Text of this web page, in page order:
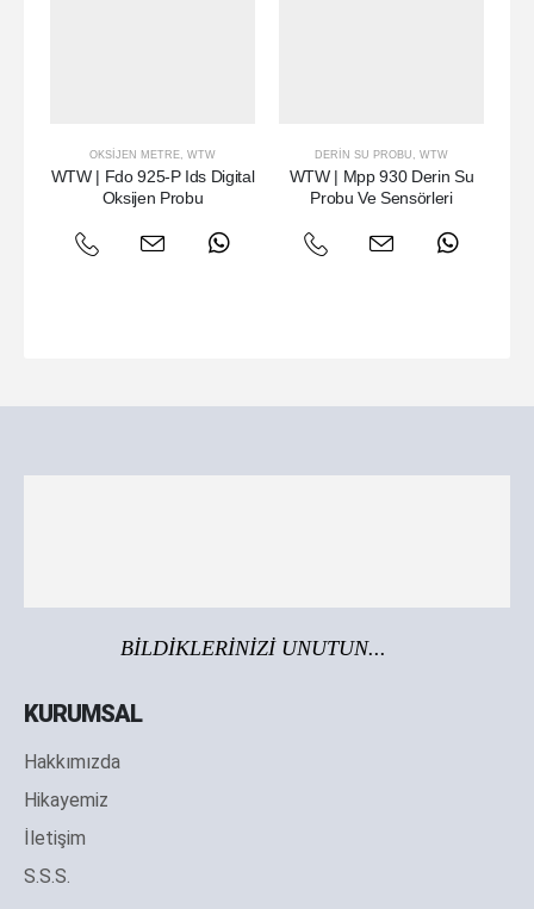
OKSIJEN METRE, WTW
WTW | Fdo 925-P Ids Digital
Oksijen Probu
DERIN SU PROBU , WTW
WTW | Mpp 930 Derin Su
Probu Ve Sensörleri
BİLDİKLERİNİZİ UNUTUN...
KURUMSAL
Hakkımızda
Hikayemiz
İletişim
S.S.S.